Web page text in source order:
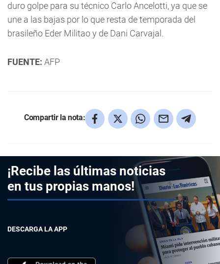
duro golpe para su técnico Carlo Ancelotti, ya que se
une a las bajas por lo que resta de temporada del
brasileño Eder Militao y de Dani Carvajal.
FUENTE: AFP
Compartir la nota:
¡Recibe las últimas noticias
en tus propias manos!
DESCARGA LA APP